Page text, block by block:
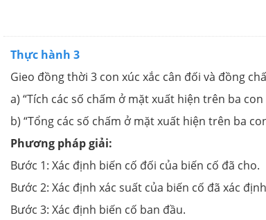
Thực hành 3
Gieo đồng thời 3 con xúc xắc cân đối và đồng
a) “Tích các số chấm ở mặt xuất hiện trên ba con
b) “Tổng các số chấm ở mặt xuất hiện trên ba
Phương pháp giải:
Bước 1: Xác định biến cố đối của biến cố đã cho.
Bước 2: Xác định xác suất của biến cố đã xác
Bước 3: Xác định biến cố ban đầu.